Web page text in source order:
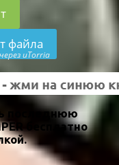
файла
через uTorria
последнюю
бесплатно